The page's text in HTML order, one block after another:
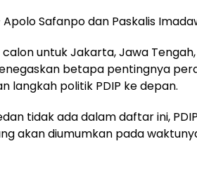
Safanpo dan Paskalis
untuk Jakarta, Jawa
betapa pentingnya
langkah politik PDIP ke depan.
tidak ada dalam daftar ini,
akan diumumkan pada